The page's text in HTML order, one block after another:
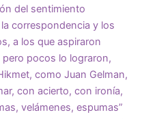
del sentimiento
correspondencia y los
a los que aspiraron
pocos lo lograron,
como Juan Gelman,
con acierto, con ironía,
velámenes, espumas”